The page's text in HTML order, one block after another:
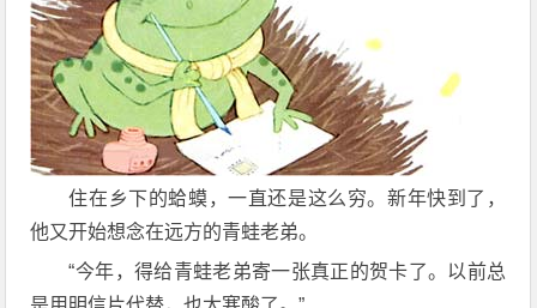
住在乡下的蛤蟆，一直还是这么穷。新年快到了，
他又开始想念在远方的青蛙老弟。
“今年，得给青蛙老弟寄一张真正的贺卡了。以前总